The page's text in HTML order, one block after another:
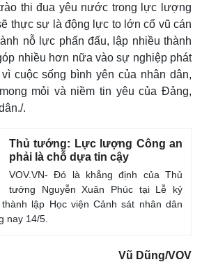
thi đua yêu nước trong lực lượng
thực sự là động lực to lớn cổ vũ cán
nỗ lực phấn đấu, lập nhiều thành
nhiều hơn nữa vào sự nghiệp phát
cuộc sống bình yên của nhân dân,
mỏi và niềm tin yêu của Đảng,
.
Thủ tướng: Lực lượng Công an
phải là chỗ dựa tin cậy
VOV.VN- Đó là khẳng định của Thủ
tướng Nguyễn Xuân Phúc tại Lễ kỷ
lập Học viện Cảnh sát nhân dân
nay 14/5.
Vũ Dũng/VOV